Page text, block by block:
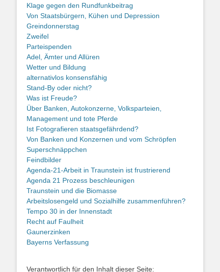
Klage gegen den Rundfunkbeitrag
Von Staatsbürgern, Kühen und Depression
Greindonnerstag
Zweifel
Parteispenden
Adel, Ämter und Allüren
Wetter und Bildung
alternativlos konsensfähig
Stand-By oder nicht?
Was ist Freude?
Über Banken, Autokonzerne, Volksparteien,
Management und tote Pferde
Ist Fotografieren staatsgefährdend?
Von Banken und Konzernen und vom Schröpfen
Superschnäppchen
Feindbilder
Agenda-21-Arbeit in Traunstein ist frustrierend
Agenda 21 Prozess beschleunigen
Traunstein und die Biomasse
Arbeitslosengeld und Sozialhilfe zusammenführen?
Tempo 30 in der Innenstadt
Recht auf Faulheit
Gaunerzinken
Bayerns Verfassung
Verantwortlich für den Inhalt dieser Seite: